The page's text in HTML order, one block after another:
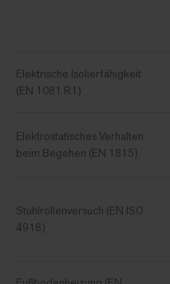
Elektrische Isolierfähigkeit
(EN 1081 R1)
Elektrostatisches Verhalten
beim Begehen (EN 1815)
Stuhlrollenversuch (EN ISO
4918)